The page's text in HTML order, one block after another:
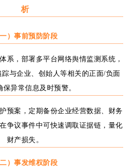
析
一）事前预防阶段
系，部署多平台网络舆情监测系统，
与企业、创始人等相关的正面/负面
保异常信息及时预警。
预案，定期备份企业经营数据、财务
争议事件中可快速调取证据链，量化
财产损失。
二）事发维权阶段